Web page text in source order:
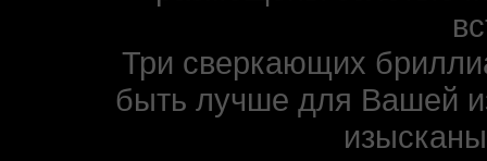
Три сверкающих
быть лучше для Вашей